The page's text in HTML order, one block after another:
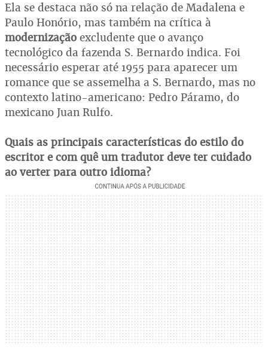
Ela se destaca não só na relação de Madalena e
Paulo Honório, mas também na crítica à
modernização excludente que o avanço
tecnológico da fazenda S. Bernardo indica. Foi
necessário esperar até 1955 para aparecer um
romance que se assemelha a S. Bernardo, mas no
contexto latino-americano: Pedro Páramo, do
mexicano Juan Rulfo.
Quais as principais características do estilo do
escritor e com quê um tradutor deve ter cuidado
ao verter para outro idioma?